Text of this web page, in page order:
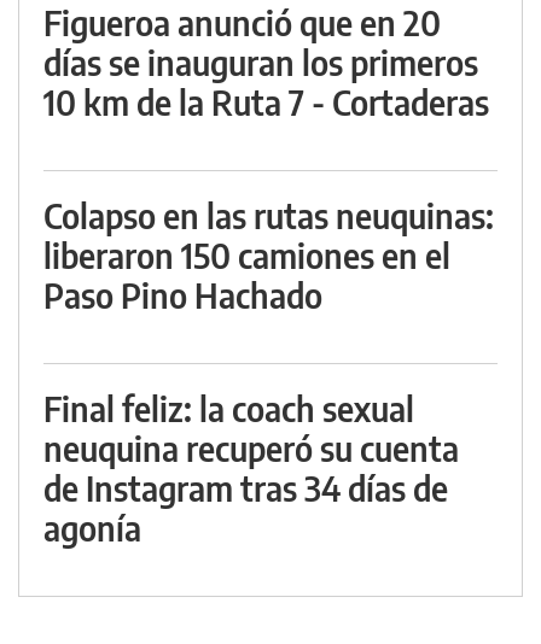
Figueroa anunció que en 20
días se inauguran los primeros
10 km de la Ruta 7 - Cortaderas
Colapso en las rutas neuquinas:
liberaron 150 camiones en el
Paso Pino Hachado
Final feliz: la coach sexual
neuquina recuperó su cuenta
de Instagram tras 34 días de
agonía